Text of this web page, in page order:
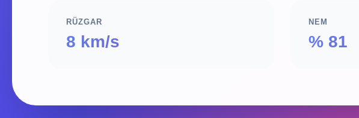
RÜZGAR
8 km/s
NEM
% 81